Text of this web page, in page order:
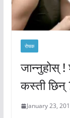
रोचक
जान्नुहोस् !
कस्ती छिन्
January 23,